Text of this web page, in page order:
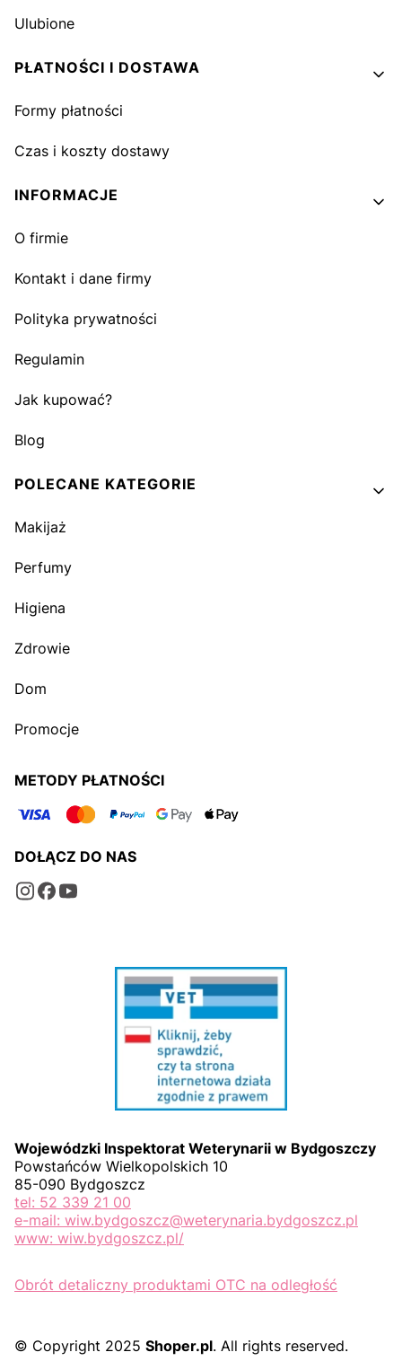
Ulubione
PŁATNOŚCI I DOSTAWA
Formy płatności
Czas i koszty dostawy
INFORMACJE
O firmie
Kontakt i dane firmy
Polityka prywatności
Regulamin
Jak kupować?
Blog
POLECANE KATEGORIE
Makijaż
Perfumy
Higiena
Zdrowie
Dom
Promocje
METODY PŁATNOŚCI
DOŁĄCZ DO NAS
Wojewódzki Inspektorat Weterynarii w Bydgoszczy
Powstańców Wielkopolskich 10
85-090 Bydgoszcz
tel: 52 339 21 00
e-mail: wiw.bydgoszcz@weterynaria.bydgoszcz.pl
www: wiw.bydgoszcz.pl/
Obrót detaliczny produktami OTC na odległość
© Copyright 2025 Shoper.pl. All rights reserved.